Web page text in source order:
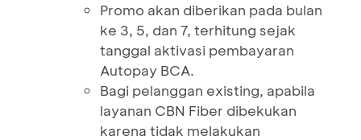
Promo akan diberikan pada bulan
ke 3, 5, dan 7, terhitung sejak
tanggal aktivasi pembayaran
Autopay BCA.
Bagi pelanggan existing, apabila
layanan CBN Fiber dibekukan
karena tidak melakukan